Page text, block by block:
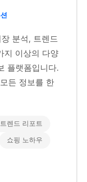
분석, 트렌드
지 이상의 다양
플랫폼입니다.
든 정보를 한
트렌드 리포트
쇼핑 노하우